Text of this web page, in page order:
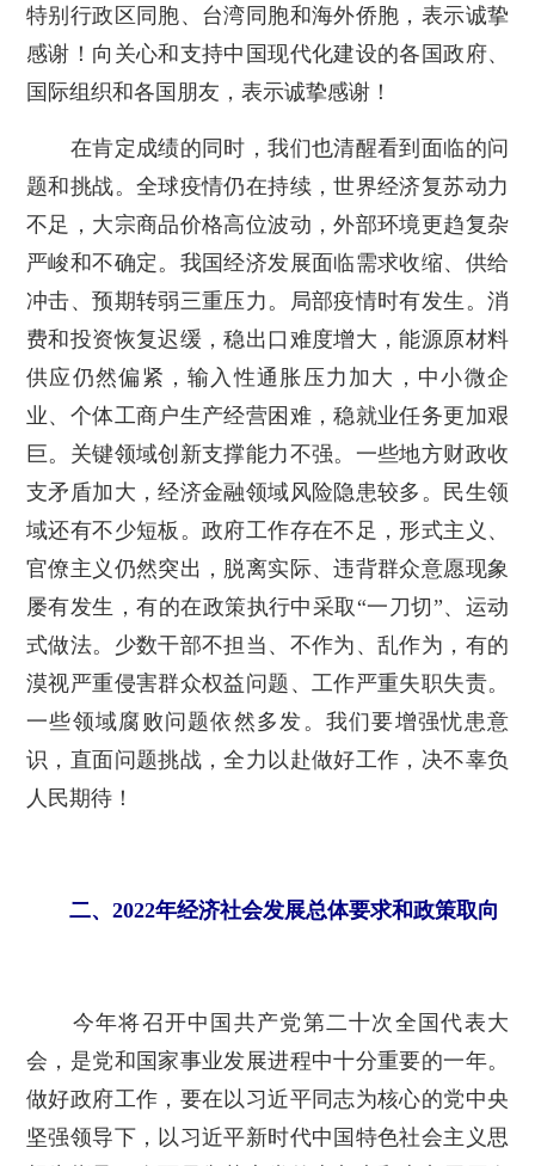
特别行政区同胞、台湾同胞和海外侨胞，表示诚挚
感谢！向关心和支持中国现代化建设的各国政府、
国际组织和各国朋友，表示诚挚感谢！
在肯定成绩的同时，我们也清醒看到面临的问
题和挑战。全球疫情仍在持续，世界经济复苏动力
不足，大宗商品价格高位波动，外部环境更趋复杂
严峻和不确定。我国经济发展面临需求收缩、供给
冲击、预期转弱三重压力。局部疫情时有发生。消
费和投资恢复迟缓，稳出口难度增大，能源原材料
供应仍然偏紧，输入性通胀压力加大，中小微企
业、个体工商户生产经营困难，稳就业任务更加艰
巨。关键领域创新支撑能力不强。一些地方财政收
支矛盾加大，经济金融领域风险隐患较多。民生领
域还有不少短板。政府工作存在不足，形式主义、
官僚主义仍然突出，脱离实际、违背群众意愿现象
屡有发生，有的在政策执行中采取“一刀切”、运动
式做法。少数干部不担当、不作为、乱作为，有的
漠视严重侵害群众权益问题、工作严重失职失责。
一些领域腐败问题依然多发。我们要增强忧患意
识，直面问题挑战，全力以赴做好工作，决不辜负
人民期待！
二、2022年经济社会发展总体要求和政策取向
今年将召开中国共产党第二十次全国代表大
会，是党和国家事业发展进程中十分重要的一年。
做好政府工作，要在以习近平同志为核心的党中央
坚强领导下，以习近平新时代中国特色社会主义思